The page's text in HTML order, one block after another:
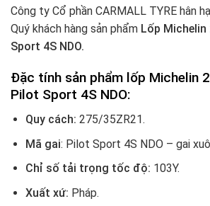
Công ty Cổ phần CARMALL TYRE hân
Quý khách hàng sản phẩm Lốp
Sport 4S NDO.
Đặc tính sản phẩm lốp Michelin
Pilot Sport 4S NDO:
Quy cách: 275/35ZR21.
Mã gai: Pilot Sport 4S NDO – gai
Chỉ số tải trọng tốc độ: 103Y.
Xuất xứ: Pháp.